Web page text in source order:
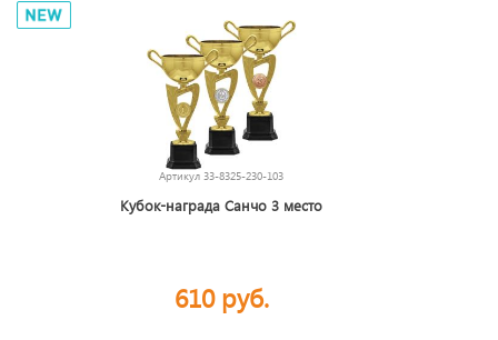
Артикул 33-8325-230-103
Кубок-награда Санчо 3 место
610 руб.